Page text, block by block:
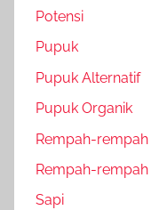
Potensi
Pupuk
Pupuk Alternatif
Pupuk Organik
Rempah-rempah
Rempah-rempah
Sapi